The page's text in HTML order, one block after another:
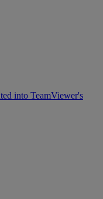
into TeamViewer's